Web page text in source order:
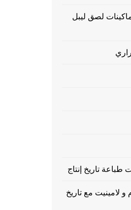
لصق ليبل
طباعة تاريخ إنتاج
و لامينيت مع تاريخ